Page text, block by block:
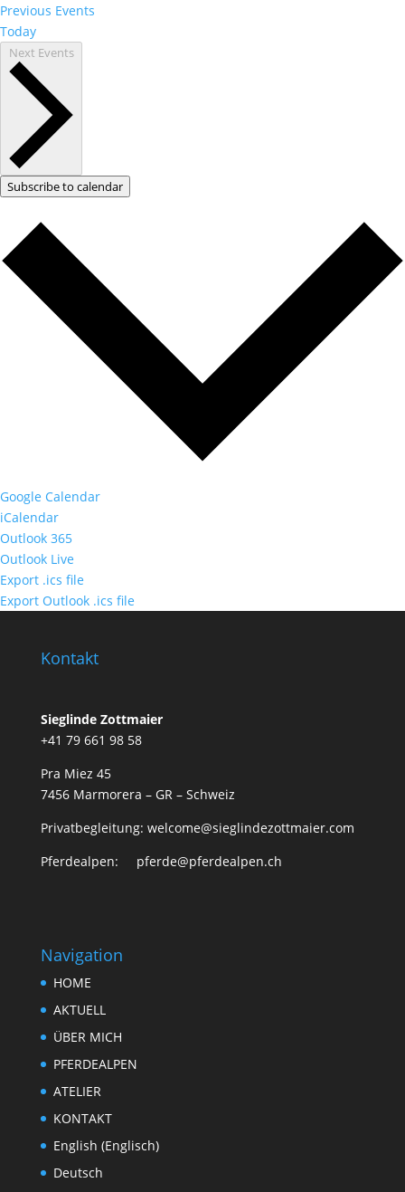
Previous Events
Today
Next Events
Subscribe to calendar
Google Calendar
iCalendar
Outlook 365
Outlook Live
Export .ics file
Export Outlook .ics file
Kontakt
Sieglinde Zottmaier
+41 79 661 98 58
Pra Miez 45
7456 Marmorera – GR – Schweiz
Privatbegleitung: welcome@sieglindezottmaier.com
Pferdealpen: pferde@pferdealpen.ch
Navigation
HOME
AKTUELL
ÜBER MICH
PFERDEALPEN
ATELIER
KONTAKT
English (Englisch)
Deutsch